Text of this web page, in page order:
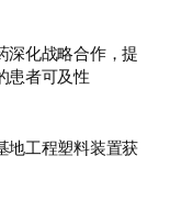
深化战略合作，提
患者可及性
地工程塑料装置获